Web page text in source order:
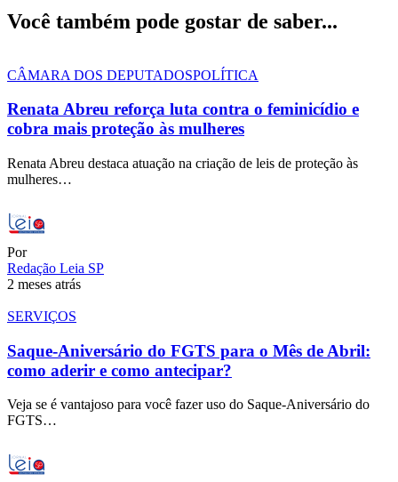
Você também pode gostar de saber...
CÂMARA DOS DEPUTADOSPOLÍTICA
Renata Abreu reforça luta contra o feminicídio e
cobra mais proteção às mulheres
Renata Abreu destaca atuação na criação de leis de proteção às
mulheres…
Por
Redação Leia SP
2 meses atrás
SERVIÇOS
Saque-Aniversário do FGTS para o Mês de Abril:
como aderir e como antecipar?
Veja se é vantajoso para você fazer uso do Saque-Aniversário do
FGTS…